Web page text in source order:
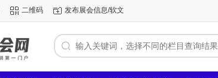
二维码 发布展会信息/软文